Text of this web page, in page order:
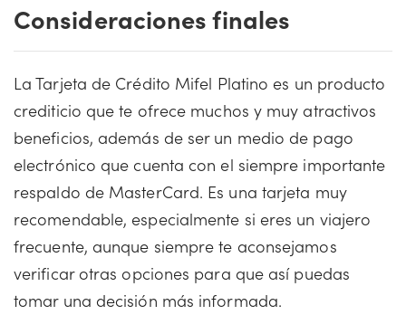
Consideraciones finales
La Tarjeta de Crédito Mifel Platino es un producto
crediticio que te ofrece muchos y muy atractivos
beneficios, además de ser un medio de pago
electrónico que cuenta con el siempre importante
respaldo de MasterCard. Es una tarjeta muy
recomendable, especialmente si eres un viajero
frecuente, aunque siempre te aconsejamos
verificar otras opciones para que así puedas
tomar una decisión más informada.